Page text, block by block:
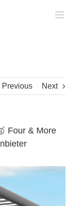
Previous Next
Four & More